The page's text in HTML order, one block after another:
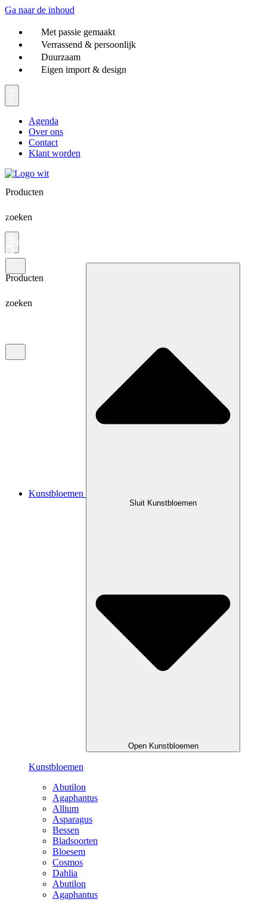
Ga naar de inhoud
Met passie gemaakt
Verrassend & persoonlijk
Duurzaam
Eigen import & design
Agenda
Over ons
Contact
Klant worden
Producten
zoeken
Producten
zoeken
Kunstbloemen
Sluit Kunstbloemen
Open Kunstbloemen
Kunstbloemen
Abutilon
Agaphantus
Allium
Asparagus
Bessen
Bladsoorten
Bloesem
Cosmos
Dahlia
Abutilon
Agaphantus